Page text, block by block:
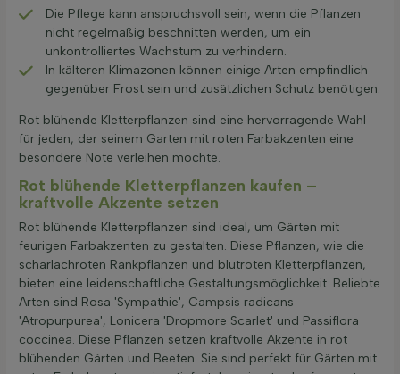
Die Pflege kann anspruchsvoll sein, wenn die Pflanzen
nicht regelmäßig beschnitten werden, um ein
unkontrolliertes Wachstum zu verhindern.
In kälteren Klimazonen können einige Arten empfindlich
gegenüber Frost sein und zusätzlichen Schutz benötigen.
Rot blühende Kletterpflanzen sind eine hervorragende Wahl
für jeden, der seinem Garten mit roten Farbakzenten eine
besondere Note verleihen möchte.
Rot blühende Kletterpflanzen kaufen –
kraftvolle Akzente setzen
Rot blühende Kletterpflanzen sind ideal, um Gärten mit
feurigen Farbakzenten zu gestalten. Diese Pflanzen, wie die
scharlachroten Rankpflanzen und blutroten Kletterpflanzen,
bieten eine leidenschaftliche Gestaltungsmöglichkeit. Beliebte
Arten sind Rosa 'Sympathie', Campsis radicans
'Atropurpurea', Lonicera 'Dropmore Scarlet' und Passiflora
coccinea. Diese Pflanzen setzen kraftvolle Akzente in rot
blühenden Gärten und Beeten. Sie sind perfekt für Gärten mit